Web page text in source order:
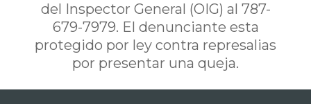
del Inspector General (OIG) al 787-
679-7979. El denunciante esta
protegido por ley contra represalias
por presentar una queja.